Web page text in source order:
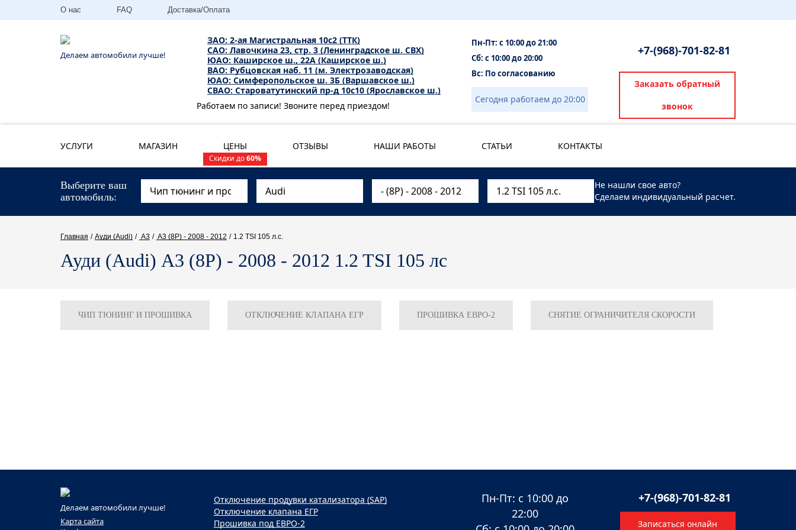
О нас FAQ Доставка/Оплата
Делаем автомобили лучше!
ЗАО: 2-ая Магистральная 10с2 (ТТК)
САО: Лавочкина 23, стр. 3 (Ленинградское ш. СВХ)
ЮАО: Каширское ш., 22А (Каширское ш.)
ВАО: Рубцовская наб. 11 (м. Электрозаводская)
ЮАО: Симферопольское ш. 3Б (Варшавское ш.)
СВАО: Староватутинский пр-д 10с10 (Ярославское ш.)
Работаем по записи! Звоните перед приездом!
Пн-Пт: с 10:00 до 21:00
Сб: с 10:00 до 20:00
Вс: По согласованию
Сегодня работаем до 20:00
+7-(968)-701-82-81
Заказать обратный
звонок
УСЛУГИ МАГАЗИН ЦЕНЫ
Скидки до60%
ОТЗЫВЫ НАШИ РАБОТЫ СТАТЬИ КОНТАКТЫ
Выберите ваш
автомобиль
Не нашли свое авто?
Сделаем индивидуальный расчет.
Главная / Ауди (Audi) / A3 / A3 (8P) - 2008 - 2012 / 1.2 TSI 105 л.с.
Ауди (Audi) A3 (8P) - 2008 - 2012 1.2 TSI 105 лс
ЧИП ТЮНИНГ И ПРОШИВКА ОТКЛЮЧЕНИЕ КЛАПАНА ЕГР ПРОШИВКА ЕВРО-2 СНЯТИЕ ОГРАНИЧИТЕЛЯ СКОРОСТИ
Делаем автомобили лучше!
Карта сайта
Отключение продувки катализатора (SAP)
Отключение клапана ЕГР
Прошивка под ЕВРО-2
Пн-Пт: с 10:00 до
22:00
+7-(968)-701-82-81
Записаться онлайн